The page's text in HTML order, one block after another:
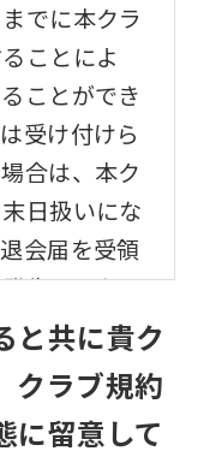
でに本クラ
ことによ
ことができ
受け付けら
合は、本ク
日扱いにな
会届を受領
生するもの
と共に貴ク
クラブ規約
に留意して